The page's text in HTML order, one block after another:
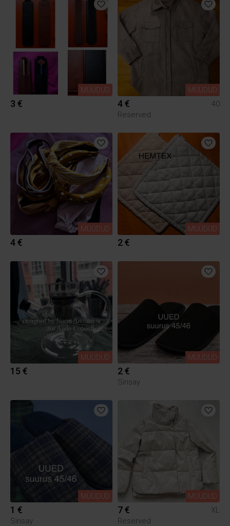
MÜÜDUD
3 €
MÜÜDUD
4 €
40
Reserved
MÜÜDUD
4 €
MÜÜDUD
2 €
MÜÜDUD
15 €
MÜÜDUD
2 €
Sinsay
MÜÜDUD
1 €
Sinsay
MÜÜDUD
7 €
XL
Reserved